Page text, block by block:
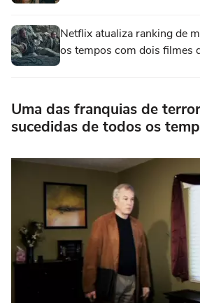
Netflix atualiza ranking de
os tempos com dois filmes
Uma das franquias de
sucedidas de todos os